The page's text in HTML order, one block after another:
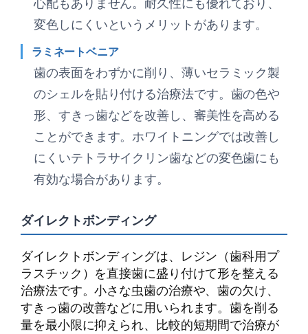
変色しにくいというメリットがあります。
ラミネートベニア
歯の表面をわずかに削り、薄いセラミック製
のシェルを貼り付ける治療法です。歯の色や
形、すきっ歯などを改善し、審美性を高める
ことができます。ホワイトニングでは改善し
にくいテトラサイクリン歯などの変色歯にも
有効な場合があります。
ダイレクトボンディング
ダイレクトボンディングは、レジン（歯科用プ
ラスチック）を直接歯に盛り付けて形を整える
治療法です。小さな虫歯の治療や、歯の欠け、
すきっ歯の改善などに用いられます。歯を削る
量を最小限に抑えられ、比較的短期間で治療が